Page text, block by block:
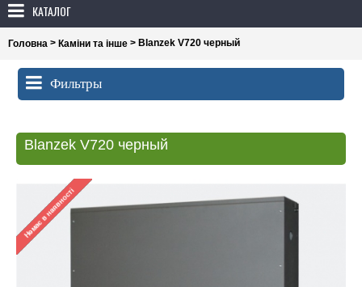
КАТАЛОГ
Головна > Каміни та інше > Blanzek V720 черный
Фильтры
Blanzek V720 черный